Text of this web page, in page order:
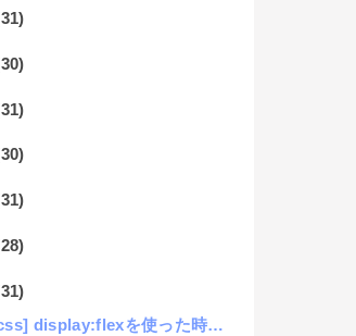
display:flexを使った時にmarginが無くなる不具合の対処方法